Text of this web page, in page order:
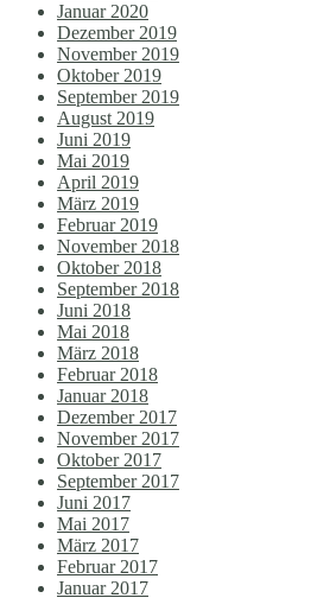
Januar 2020
Dezember 2019
November 2019
Oktober 2019
September 2019
August 2019
Juni 2019
Mai 2019
April 2019
März 2019
Februar 2019
November 2018
Oktober 2018
September 2018
Juni 2018
Mai 2018
März 2018
Februar 2018
Januar 2018
Dezember 2017
November 2017
Oktober 2017
September 2017
Juni 2017
Mai 2017
März 2017
Februar 2017
Januar 2017